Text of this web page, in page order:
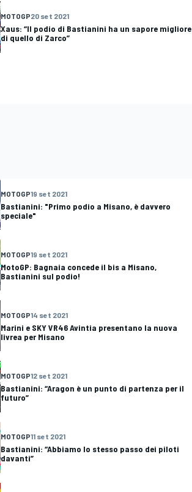
MOTOGP20 set 2021
Xaus: “Il podio di Bastianini ha un sapore migliore
di quello di Zarco”
MOTOGP19 set 2021
Bastianini: "Primo podio a Misano, è davvero
speciale"
MOTOGP19 set 2021
MotoGP: Bagnaia concede il bis a Misano,
Bastianini sul podio!
MOTOGP14 set 2021
Marini e SKY VR46 Avintia presentano la nuova
livrea per Misano
MOTOGP12 set 2021
Bastianini: “Aragon è un punto di partenza per il
futuro”
MOTOGP11 set 2021
Bastianini: “Abbiamo lo stesso passo dei piloti
davanti”